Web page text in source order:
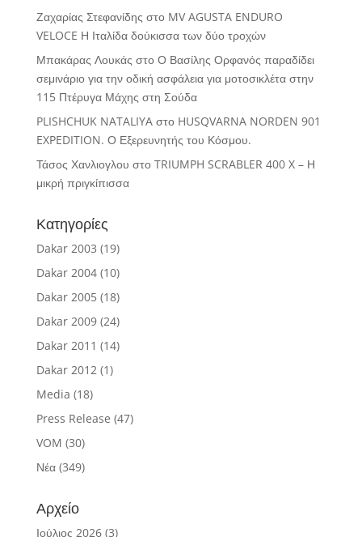
Ζαχαρίας Στεφανίδης στο MV AGUSTA ENDURO
VELOCE Η Ιταλίδα δούκισσα των δύο τροχών
Μπακάρας Λουκάς στο Ο Βασίλης Ορφανός παραδίδει
σεμινάριο για την οδική ασφάλεια για μοτοσικλέτα στην
115 Πτέρυγα Μάχης στη Σούδα
PLISHCHUK NATALIYAστο HUSQVARNA NORDEN 901
EXPEDITION. Ο Εξερευνητής του Κόσμου.
Τάσος Χανλιογλου στο TRIUMPH SCRABLER 400 X – Η
μικρή πριγκίπισσα
Κατηγορίες
Dakar 2003 (19)
Dakar 2004(10)
Dakar 2005(18)
Dakar 2009(24)
Dakar 2011 (14)
Dakar 2012(1)
Media (18)
Press Release (47)
VOM (30)
Νέα(349)
Αρχείο
Ιούλιος 2026(3)